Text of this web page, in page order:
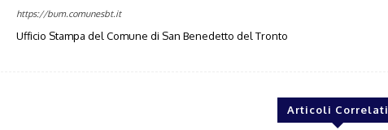
https://bum.comunesbt.it
Ufficio Stampa del Comune di San Benedetto del Tronto
Articoli Correlati